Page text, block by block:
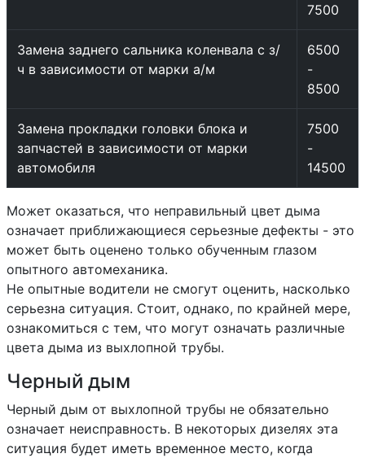
7500
Замена заднего сальника коленвала с з/
ч в зависимости от марки а/м
6500
-
8500
Замена прокладки головки блока и
запчастей в зависимости от марки
автомобиля
7500
-
14500
Может оказаться, что неправильный цвет дыма
означает приближающиеся серьезные дефекты - это
может быть оценено только обученным глазом
опытного автомеханика.
Не опытные водители не смогут оценить, насколько
серьезна ситуация. Стоит, однако, по крайней мере,
ознакомиться с тем, что могут означать различные
цвета дыма из выхлопной трубы.
Черный дым
Черный дым от выхлопной трубы не обязательно
означает неисправность. В некоторых дизелях эта
ситуация будет иметь временное место, когда